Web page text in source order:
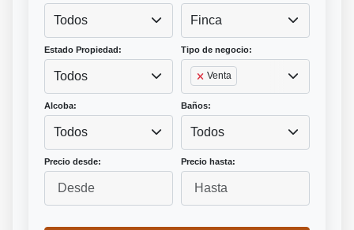
Todos Finca
Estado Propiedad:
Todos
Tipo de negocio:
Venta
Alcoba:
Todos
Baños:
Todos
Precio desde: Precio hasta: